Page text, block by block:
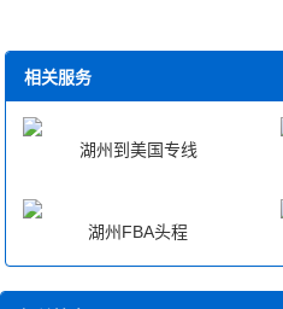
相关服务
湖州到美国专线
湖州FBA头程